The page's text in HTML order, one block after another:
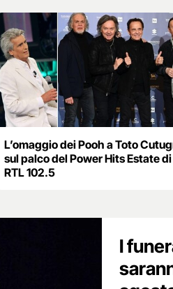
L’omaggio dei Pooh a Toto
sul palco del Power Hits Estate di
RTL 102.5
I